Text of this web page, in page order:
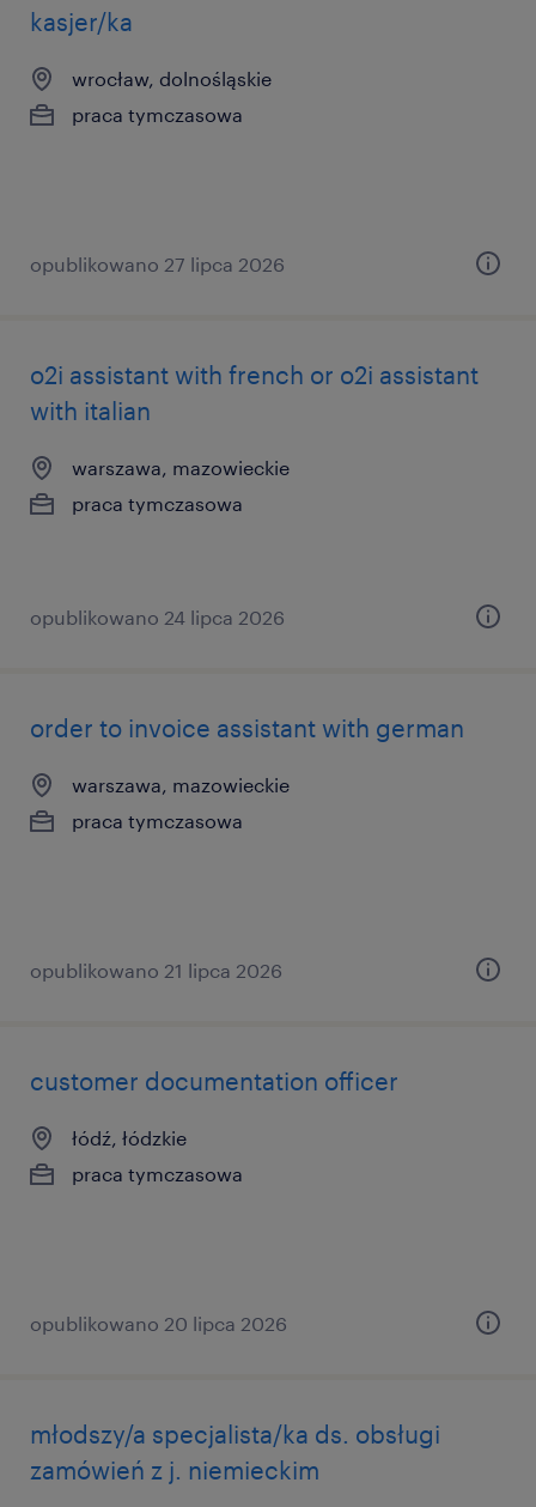
kasjer/ka
wrocław, dolnośląskie
praca tymczasowa
opublikowano 27 lipca 2026
o2i assistant with french or o2i assistant
with italian
warszawa, mazowieckie
praca tymczasowa
opublikowano 24 lipca 2026
order to invoice assistant with german
warszawa, mazowieckie
praca tymczasowa
opublikowano 21 lipca 2026
customer documentation officer
łódź, łódzkie
praca tymczasowa
opublikowano 20 lipca 2026
młodszy/a specjalista/ka ds. obsługi
zamówień z j. niemieckim